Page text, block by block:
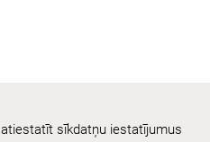
atiestatīt sīkdatņu iestatījumus